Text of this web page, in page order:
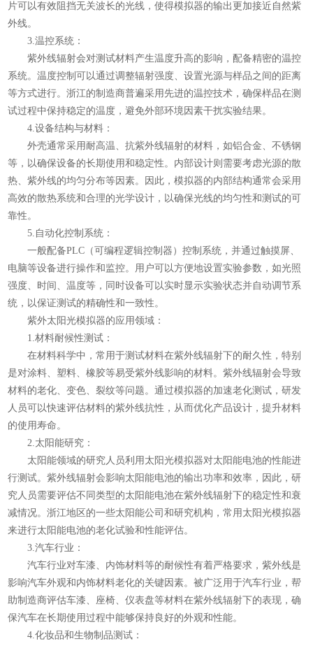
片可以有效阻挡无关波长的光线，使得模拟器的输出更加接近自然紫
外线。
3.温控系统：
紫外线辐射会对测试材料产生温度升高的影响，配备精密的温控
系统。温度控制可以通过调整辐射强度、设置光源与样品之间的距离
等方式进行。浙江的制造商普遍采用先进的温控技术，确保样品在测
试过程中保持稳定的温度，避免外部环境因素干扰实验结果。
4.设备结构与材料：
外壳通常采用耐高温、抗紫外线辐射的材料，如铝合金、不锈钢
等，以确保设备的长期使用和稳定性。内部设计则需要考虑光源的散
热、紫外线的均匀分布等因素。因此，模拟器的内部结构通常会采用
高效的散热系统和合理的光学设计，以确保光线的均匀性和测试的可
靠性。
5.自动化控制系统：
一般配备PLC（可编程逻辑控制器）控制系统，并通过触摸屏、
电脑等设备进行操作和监控。用户可以方便地设置实验参数，如光照
强度、时间、温度等，同时设备可以实时显示实验状态并自动调节系
统，以保证测试的精确性和一致性。
紫外太阳光模拟器的应用领域：
1.材料耐候性测试：
在材料科学中，常用于测试材料在紫外线辐射下的耐久性，特别
是对涂料、塑料、橡胶等易受紫外线影响的材料。紫外线辐射会导致
材料的老化、变色、裂纹等问题。通过模拟器的加速老化测试，研发
人员可以快速评估材料的紫外线抗性，从而优化产品设计，提升材料
的使用寿命。
2.太阳能研究：
太阳能领域的研究人员利用太阳光模拟器对太阳能电池的性能进
行测试。紫外线辐射会影响太阳能电池的输出功率和效率，因此，研
究人员需要评估不同类型的太阳能电池在紫外线辐射下的稳定性和衰
减情况。浙江地区的一些太阳能公司和研究机构，常用太阳光模拟器
来进行太阳能电池的老化试验和性能评估。
3.汽车行业：
汽车行业对车漆、内饰材料等的耐候性有着严格要求，紫外线是
影响汽车外观和内饰材料老化的关键因素。被广泛用于汽车行业，帮
助制造商评估车漆、座椅、仪表盘等材料在紫外线辐射下的表现，确
保汽车在长期使用过程中能够保持良好的外观和性能。
4.化妆品和生物制品测试：